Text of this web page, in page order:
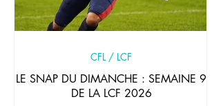
LE SNAP DU DIMANCHE : SEMAINE 9
DE LA LCF 2026
CFL / LCF